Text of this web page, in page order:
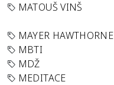
MATOUŠ VINŠ
MAYER HAWTHORNE
MBTI
MDŽ
MEDITACE